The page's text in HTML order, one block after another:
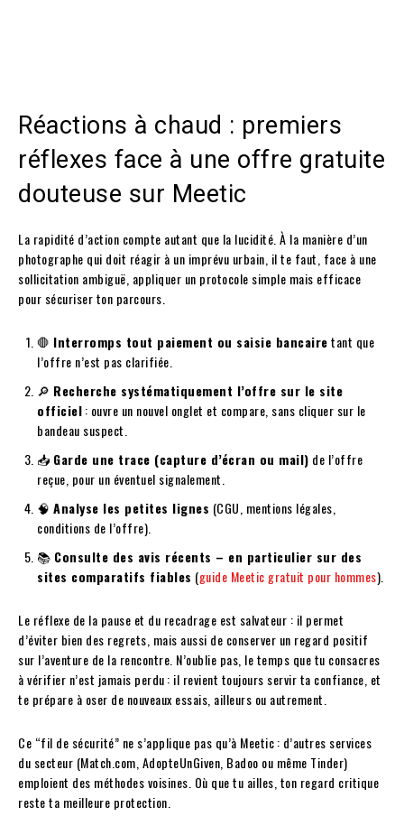
Réactions à chaud : premiers
réflexes face à une offre gratuite
douteuse sur Meetic
La rapidité d’action compte autant que la lucidité. À la manière d’un
photographe qui doit réagir à un imprévu urbain, il te faut, face à une
sollicitation ambiguë, appliquer un protocole simple mais efficace
pour sécuriser ton parcours.
🛑 Interromps tout paiement ou saisie bancairetant que
l’offre n’est pas clarifiée.
🔎 Recherche systématiquement l’offre sur le site
officiel: ouvre un nouvel onglet et compare, sans cliquer sur le
bandeau suspect.
📥 Garde une trace (capture d’écran ou mail) de l’offre
reçue, pour un éventuel signalement.
🧠 Analyse les petites lignes (CGU, mentions légales,
conditions de l’offre).
📚 Consulte des avis récents – en particulier sur des
sites comparatifs fiables (guide Meetic gratuit pour hommes).
Le réflexe de la pause et du recadrage est salvateur : il permet
d’éviter bien des regrets, mais aussi de conserver un regard positif
sur l’aventure de la rencontre. N’oublie pas, le temps que tu consacres
à vérifier n’est jamais perdu : il revient toujours servir ta confiance, et
te prépare à oser de nouveaux essais, ailleurs ou autrement.
Ce “fil de sécurité” ne s’applique pas qu’à Meetic : d’autres services
du secteur (Match.com, AdopteUnGiven, Badoo ou même Tinder)
emploient des méthodes voisines. Où que tu ailles, ton regard critique
reste ta meilleure protection.